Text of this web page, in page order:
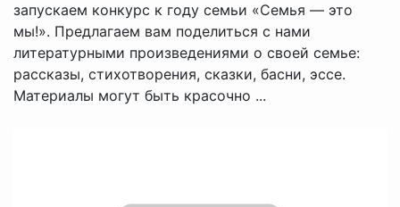
запускаем конкурс к году семьи «Семья — это
мы!». Предлагаем вам поделиться с нами
литературными произведениями о своей семье:
рассказы, стихотворения, сказки, басни, эссе.
Материалы могут быть красочно ...